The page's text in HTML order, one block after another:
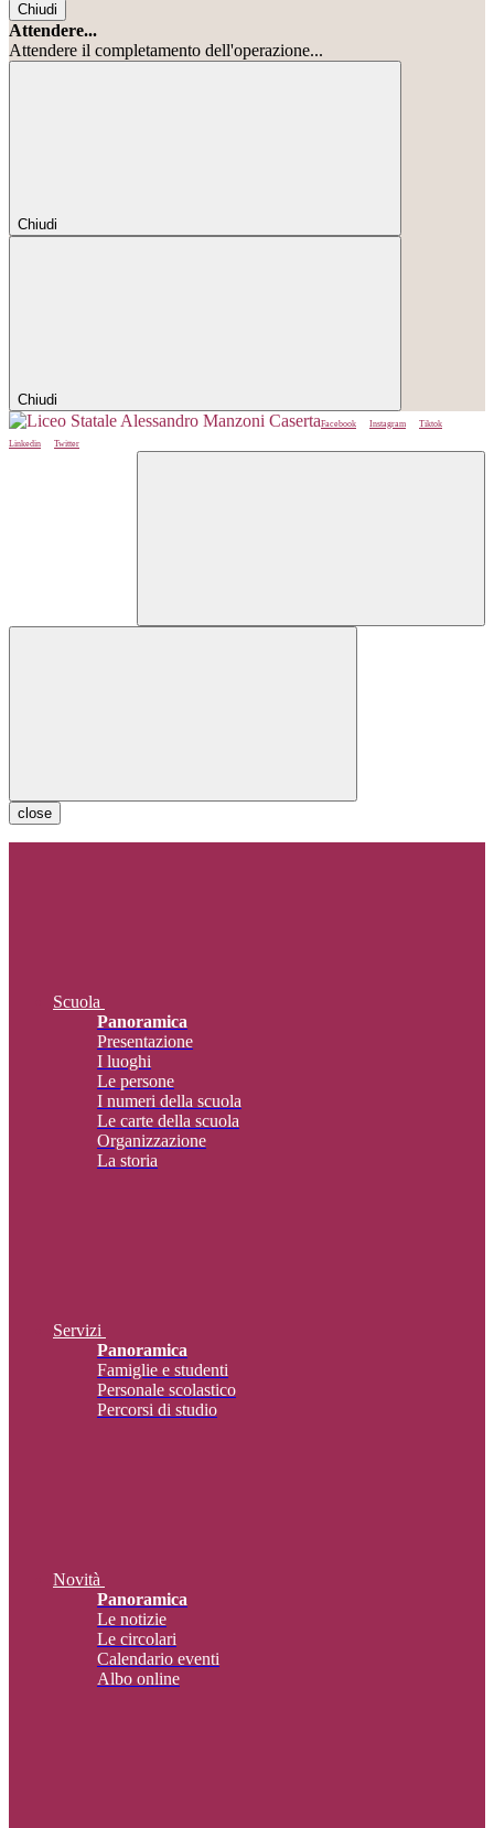
Chiudi
Attendere...
Attendere il completamento dell'operazione...
Chiudi
Chiudi
Facebook Instagram
Tiktok
Linkedin
Twitter
close
Scuola
Panoramica
Presentazione
I luoghi
Le persone
I numeri della scuola
Le carte della scuola
Organizzazione
La storia
Servizi
Panoramica
Famiglie e studenti
Personale scolastico
Percorsi di studio
Novità
Panoramica
Le notizie
Le circolari
Calendario eventi
Albo online